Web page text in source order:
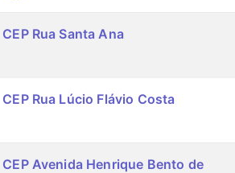
CEP Rua Santa Ana
CEP Rua Lúcio Flávio Costa
CEP Avenida Henrique Bento de